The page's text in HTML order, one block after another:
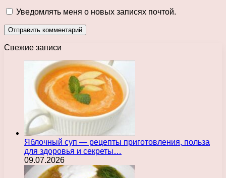
Уведомлять меня о новых записях почтой.
Свежие записи
Яблочный суп — рецепты приготовления, польза
для здоровья и секреты…
09.07.2026